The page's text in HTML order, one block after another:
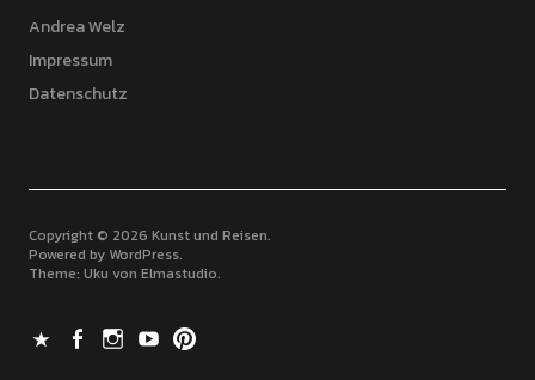
Andrea Welz
Impressum
Datenschutz
Copyright © 2026 Kunst und Reisen
Powered by WordPress
Theme: Uku von Elmastudio